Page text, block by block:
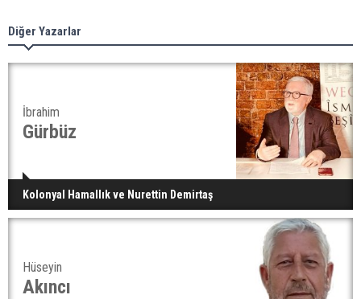
Diğer Yazarlar
İbrahim
Gürbüz
Kolonyal Hamallık ve Nurettin Demirtaş
Hüseyin
Akıncı